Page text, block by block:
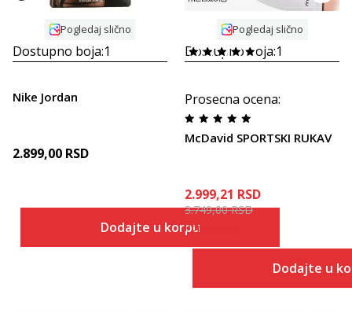
Pogledaj slično
Dostupno boja:1
Nike Jordan
2.899,00 RSD
Dodajte u korpu
Pogledaj slično
Dostupno boja:1
Prosecna ocena:
McDavid SPORTSKI RUKAV
2.999,21 RSD
3.749,00RSD
Popust
Dodajte u